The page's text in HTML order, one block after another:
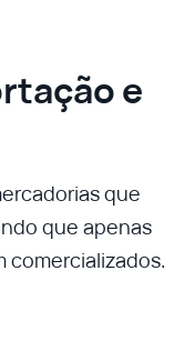
e
que
que apenas
comercializados.